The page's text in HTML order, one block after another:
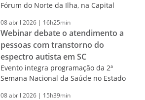
Fórum do Norte da Ilha, na Capital
08abril 2026 | 16h25min
Webinar debate o atendimento a
pessoas com transtorno do
espectro autista em SC
Evento integra programação da 2ª
Semana Nacional da Saúde no Estado
08abril 2026 | 15h39min